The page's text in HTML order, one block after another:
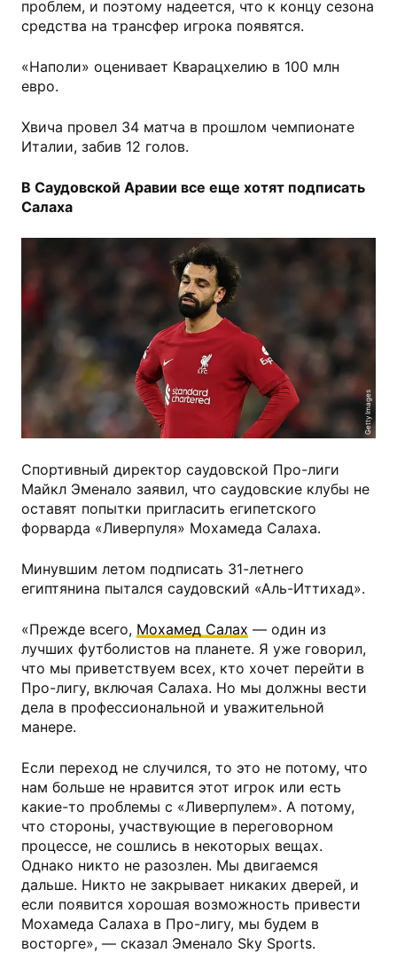
проблем, и поэтому надеется, что к концу сезона
средства на трансфер игрока появятся.
«Наполи» оценивает Кварацхелию в 100 млн
евро.
Хвича провел 34 матча в прошлом чемпионате
Италии, забив 12 голов.
В Саудовской Аравии все еще хотят подписать
Салаха
Getty Images
Спортивный директор саудовской Про-лиги
Майкл Эменало заявил, что саудовские клубы не
оставят попытки пригласить египетского
форварда «Ливерпуля» Мохамеда Салаха.
Минувшим летом подписать 31-летнего
египтянина пытался саудовский «Аль-Иттихад».
«Прежде всего, Мохамед Салах — один из
лучших футболистов на планете. Я уже говорил,
что мы приветствуем всех, кто хочет перейти в
Про-лигу, включая Салаха. Но мы должны вести
дела в профессиональной и уважительной
манере.
Если переход не случился, то это не потому, что
нам больше не нравится этот игрок или есть
какие-то проблемы с «Ливерпулем». А потому,
что стороны, участвующие в переговорном
процессе, не сошлись в некоторых вещах.
Однако никто не разозлен. Мы двигаемся
дальше. Никто не закрывает никаких дверей, и
если появится хорошая возможность привести
Мохамеда Салаха в Про-лигу, мы будем в
восторге», — сказал Эменало Sky Sports.